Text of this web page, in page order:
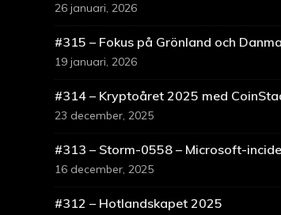
26 januari, 2026
#315 – Fokus på Grönland och
19 januari, 2026
#314 – Kryptoåret 2025 med
23 december, 2025
#313 – Storm-0558 – Microsoft-
16 december, 2025
#312 – Hotlandskapet 2025